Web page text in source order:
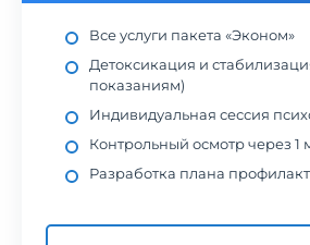
Все услуги пакета «Эконом»
Детоксикация и
показаниям)
Индивидуальная сессия
Контрольный осмотр через 1
Разработка плана